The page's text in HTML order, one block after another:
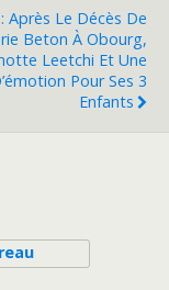
Après Le Décès De
Beton À Obourg,
Leetchi Et Une
Pour Ses 3
Enfants